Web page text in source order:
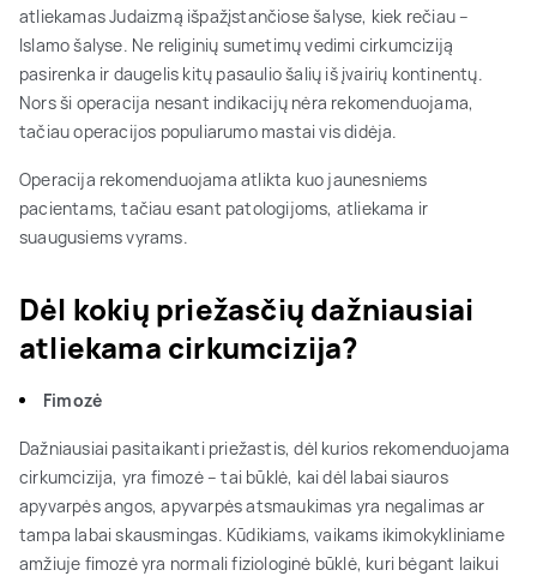
atliekamas Judaizmą išpažįstančiose šalyse, kiek rečiau –
Islamo šalyse. Ne religinių sumetimų vedimi cirkumciziją
pasirenka ir daugelis kitų pasaulio šalių iš įvairių kontinentų.
Nors ši operacija nesant indikacijų nėra rekomenduojama,
tačiau operacijos populiarumo mastai vis didėja.
Operacija rekomenduojama atlikta kuo jaunesniems
pacientams, tačiau esant patologijoms, atliekama ir
suaugusiems vyrams.
Dėl kokių priežasčių dažniausiai
atliekama cirkumcizija?
Fimozė
Dažniausiai pasitaikanti priežastis, dėl kurios rekomenduojama
cirkumcizija, yra fimozė – tai būklė, kai dėl labai siauros
apyvarpės angos, apyvarpės atsmaukimas yra negalimas ar
tampa labai skausmingas. Kūdikiams, vaikams ikimokykliniame
amžiuje fimozė yra normali fiziologinė būklė, kuri bėgant laikui